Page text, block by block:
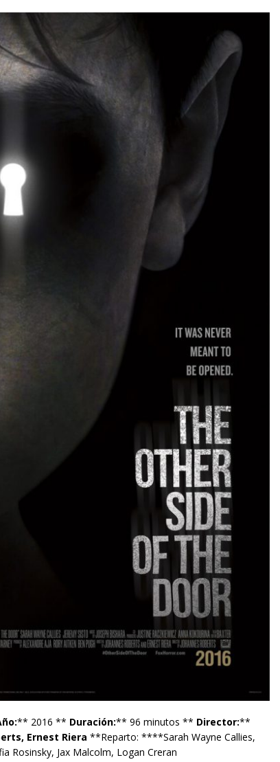
** 2016 ** Duración:** 96 minutos ** Director:**
Ernest Riera **Reparto: ****Sarah Wayne Callies,
Rosinsky, Jax Malcolm, Logan Creran